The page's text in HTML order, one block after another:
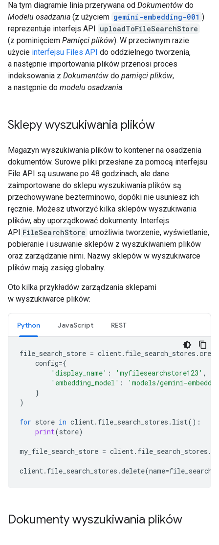
Na tym diagramie linia przerywana od Dokumentów do
Modelu osadzania (z użyciem gemini-embedding-001 )
reprezentuje interfejs API uploadToFileSearchStore
(z pominięciem Pamięci plików). W przeciwnym razie
użycie interfejsu Files API do oddzielnego tworzenia,
a następnie importowania plików przenosi proces
indeksowania z Dokumentów do pamięci plików,
a następnie do modelu osadzania.
Sklepy wyszukiwania plików
Magazyn wyszukiwania plików to kontener na osadzenia
dokumentów. Surowe pliki przesłane za pomocą interfejsu
File API są usuwane po 48 godzinach, ale dane
zaimportowane do sklepu wyszukiwania plików są
przechowywane bezterminowo, dopóki nie usuniesz ich
ręcznie. Możesz utworzyć kilka sklepów wyszukiwania
plików, aby uporządkować dokumenty. Interfejs
API FileSearchStore umożliwia tworzenie, wyświetlanie,
pobieranie i usuwanie sklepów z wyszukiwaniem plików
oraz zarządzanie nimi. Nazwy sklepów w wyszukiwarce
plików mają zasięg globalny.
Oto kilka przykładów zarządzania sklepami
w wyszukiwarce plików:
Python JavaScript REST
file_search_store = client. file_search_stores .
config={
'display_name' : 'myfilesearchstore123' ,
'embedding_model' :
'models/gemini-
}
)
for store in client. file_search_stores . list():
print(store)
my_file_search_store = client. file_search_stores .
client. file_search_stores .delete(name=
Dokumenty wyszukiwania plików